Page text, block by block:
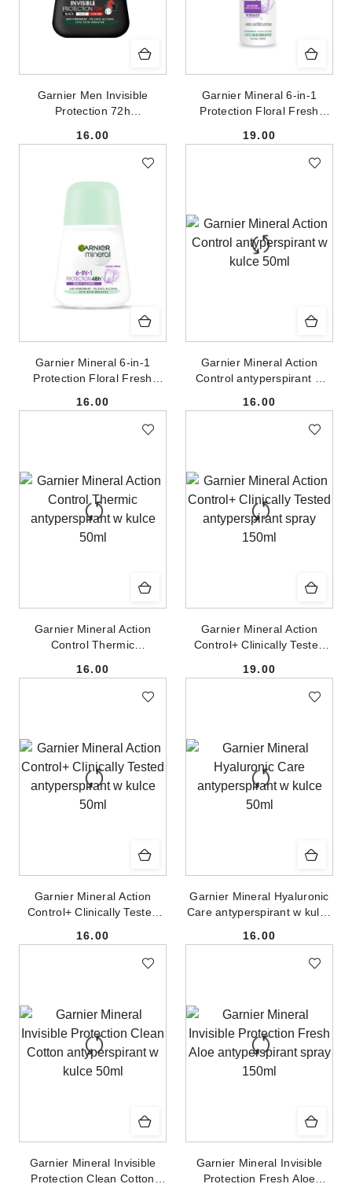
Garnier Men Invisible
Protection 72h
Cena:
16.00
Garnier Mineral 6-in-1
Protection Floral Fresh
Cena:
19.00
Garnier Mineral 6-in-1
Protection Floral Fresh
Cena:
16.00
Garnier Mineral Action
Control antyperspirant w
Cena:
16.00
Garnier Mineral Action
Control Thermic
Cena:
16.00
Garnier Mineral Action
Control+ Clinically Tested
Cena:
19.00
Garnier Mineral Action
Control+ Clinically Tested
Cena:
16.00
Garnier Mineral Hyaluronic
Care antyperspirant w kulce
Cena:
16.00
Garnier Mineral Invisible
Protection Clean Cotton
Garnier Mineral Invisible
Protection Fresh Aloe